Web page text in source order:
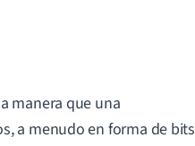
manera que una
a menudo en forma de bits